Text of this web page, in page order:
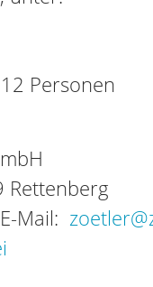
Personen
Rettenberg
Mail: